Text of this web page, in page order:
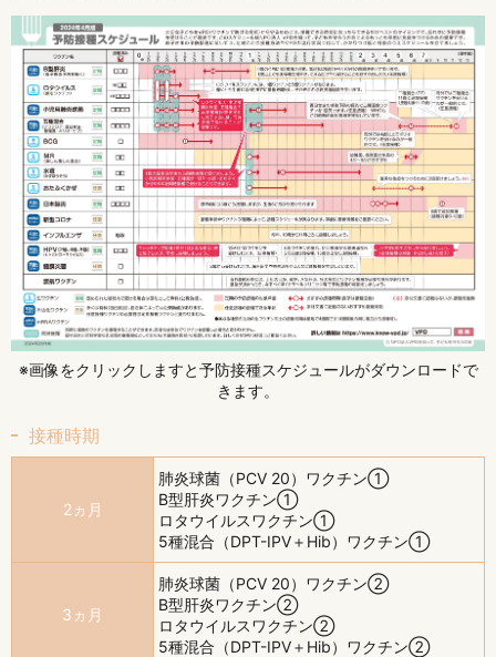
※画像をクリックしますと予防接種スケジュールがダウンロードで
きます。
接種時期
2ヵ月
肺炎球菌（PCV 20）ワクチン①
B型肝炎ワクチン①
ロタウイルスワクチン①
5種混合（DPT-IPV＋Hib）ワクチン①
3ヵ月
肺炎球菌（PCV 20）ワクチン②
B型肝炎ワクチン②
ロタウイルスワクチン②
5種混合（DPT-IPV＋Hib）ワクチン②